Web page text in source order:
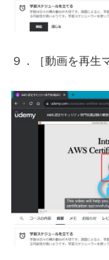
９．［動画を再生